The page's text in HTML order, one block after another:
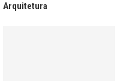
Arquitetura